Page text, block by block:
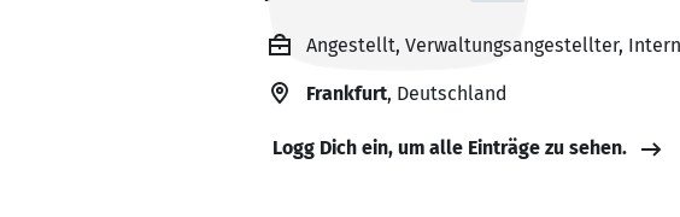
Angestellt, Verwaltungsangestellter,
Frankfurt, Deutschland
Logg Dich ein, um alle Einträge zu sehen.